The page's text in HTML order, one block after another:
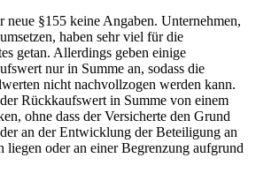
neue §155 keine Angaben. Unternehmen,
haben sehr viel für die
getan. Allerdings geben einige
nur in Summe an, sodass die
nicht nachvollzogen werden kann.
Rückkaufswert in Summe von einem
ohne dass der Versicherte den Grund
an der Entwicklung der Beteiligung an
liegen oder an einer Begrenzung aufgrund